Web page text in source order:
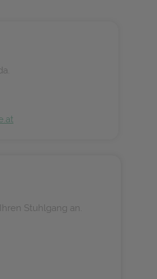
Stuhlgang an.